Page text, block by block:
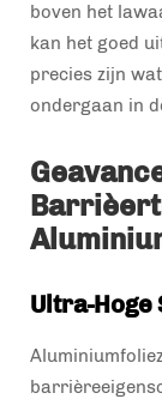
boven het
kan het goed
precies zijn
ondergaan in
Ultra-Hoge